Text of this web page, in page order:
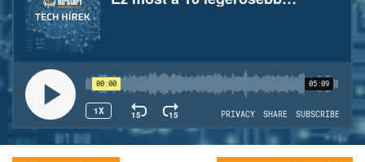
FILM-ZENE-SZÓRAKOZÁS
PLAYLIST
MI AZ A ROBOT PODCAST?